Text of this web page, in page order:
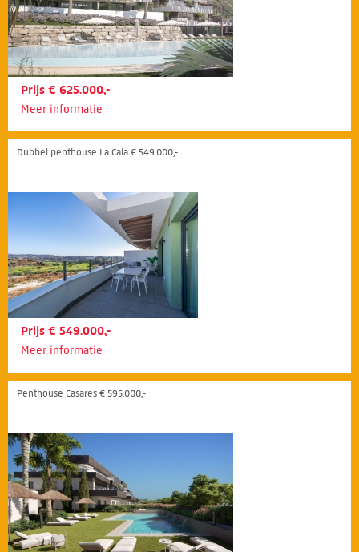
Prijs € 625.000,-
Meer informatie
Dubbel penthouse La Cala € 549.000,-
Prijs € 549.000,-
Meer informatie
Penthouse Casares € 595.000,-